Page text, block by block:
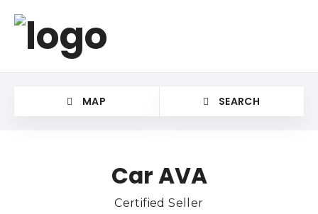
MAP SEARCH
Car AVA
Certified Seller